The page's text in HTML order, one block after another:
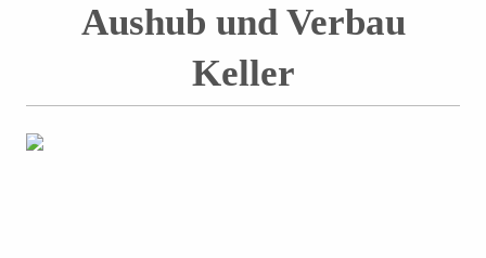
Aushub und Verbau
Keller